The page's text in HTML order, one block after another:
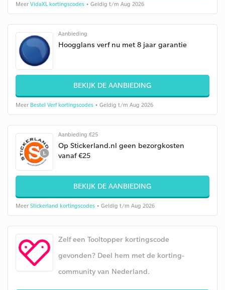
Meer VidaXL kortingscodes • Geldig t/m Aug 2026
Aanbieding
Hoogglans verf nu met 8 jaar garantie
BEKIJK DE AANBIEDING
Meer Bestel Verf kortingscodes • Geldig t/m Aug 2026
Aanbieding €25
Op Stickerland.nl geen bezorgkosten
vanaf €25
BEKIJK DE AANBIEDING
Meer Stickerland kortingscodes • Geldig t/m Aug 2026
Zelf een Tooltopper kortingscode
gevonden? Deel hem met de korting-
community van Nederland.